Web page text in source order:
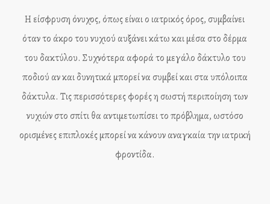
Η είσφρυση όνυχος, όπως είναι ο ιατρικός όρος, συμβαίνει
όταν το άκρο του νυχιού αυξάνει κάτω και μέσα στο δέρμα
του δακτύλου. Συχνότερα αφορά το μεγάλο δάκτυλο του
ποδιού αν και δυνητικά μπορεί να συμβεί και στα υπόλοιπα
δάκτυλα. Τις περισσότερες φορές η σωστή περιποίηση των
νυχιών στο σπίτι θα αντιμετωπίσει το πρόβλημα, ωστόσο
ορισμένες επιπλοκές μπορεί να κάνουν αναγκαία την ιατρική
φροντίδα.